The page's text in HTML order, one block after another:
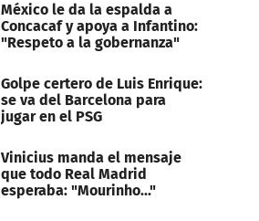
México le da la espalda a
Concacaf y apoya a Infantino:
"Respeto a la gobernanza"
Golpe certero de Luis Enrique:
se va del Barcelona para
jugar en el PSG
Vinicius manda el mensaje
que todo Real Madrid
esperaba: "Mourinho..."